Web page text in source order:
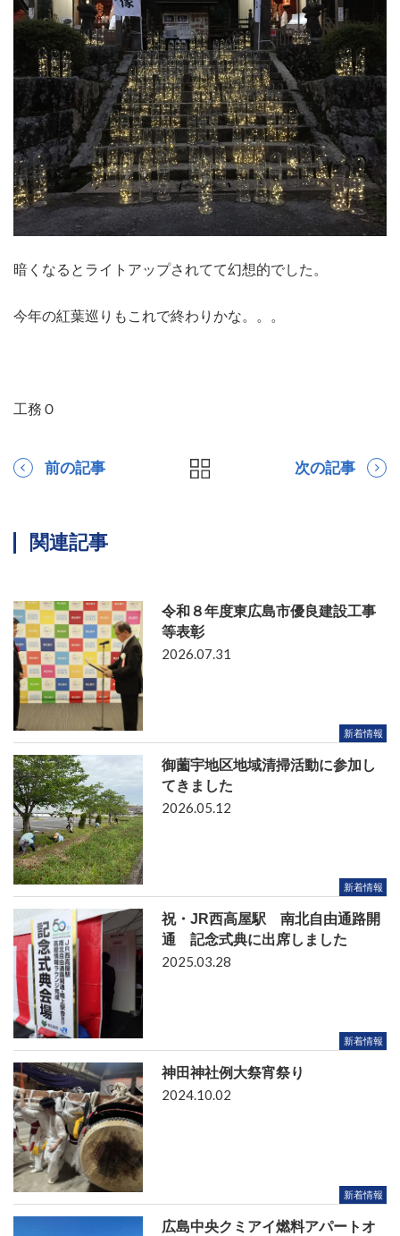
暗くなるとライトアップされてて幻想的でした。
今年の紅葉巡りもこれで終わりかな。。。
工務Ｏ
前の記事 次の記事
関連記事
令和８年度東広島市優良建設工事
等表彰
新着情報
2026.07.31
御薗宇地区地域清掃活動に参加し
てきました
新着情報
2026.05.12
祝・JR西高屋駅 南北自由通路開
通 記念式典に出席しました
新着情報
2025.03.28
神田神社例大祭宵祭り
新着情報
2024.10.02
広島中央クミアイ燃料アパートオ